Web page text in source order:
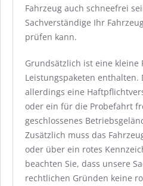
Fahrzeug auch schneefrei
Sachverständige Ihr
prüfen kann.
Grundsätzlich ist eine kleine
Leistungspaketen
allerdings eine
oder ein für die Probefahrt
geschlossenes
Zusätzlich muss das
oder über ein rotes
beachten Sie, dass unsere
rechtlichen Gründen keine